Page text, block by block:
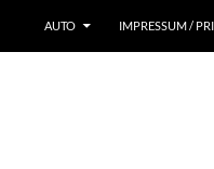
AUTO IMPRESSUM /